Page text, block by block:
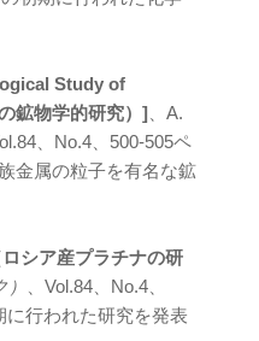
Study of
鉱物学的研究）] 、A.
、No.4、500-505ペ
金属の粒子を有名な鉱
シア産プラチナの研
、Vol.84、No.4、
に行われた研究を発表